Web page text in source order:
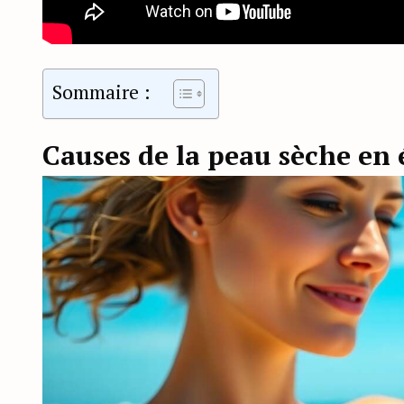
Sommaire :
Causes de la peau sèche en